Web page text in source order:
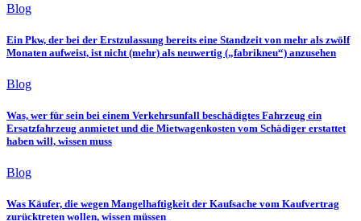
Blog
Ein Pkw, der bei der Erstzulassung bereits eine Standzeit von mehr als zwölf
Monaten aufweist, ist nicht (mehr) als neuwertig („fabrikneu“) anzusehen
Blog
Was, wer für sein bei einem Verkehrsunfall beschädigtes Fahrzeug ein
Ersatzfahrzeug anmietet und die Mietwagenkosten vom Schädiger erstattet
haben will, wissen muss
Blog
Was Käufer, die wegen Mangelhaftigkeit der Kaufsache vom Kaufvertrag
zurücktreten wollen, wissen müssen